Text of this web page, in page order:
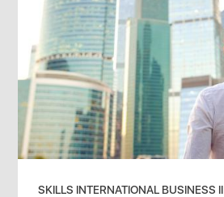
SKILLS INTERNATIONAL BUSINESS II